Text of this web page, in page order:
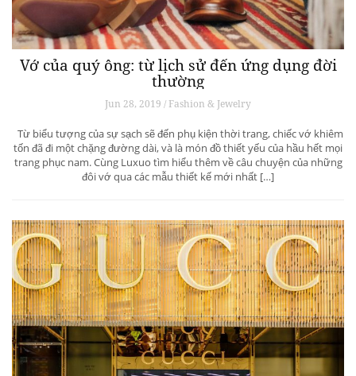
Vớ của quý ông: từ lịch sử đến ứng dụng đời
thường
Jun 28, 2019 / Fashion & Jewelry
Từ biểu tượng của sự sạch sẽ đến phụ kiện thời trang, chiếc vớ khiêm
tốn đã đi một chặng đường dài, và là món đồ thiết yếu của hầu hết mọi
trang phục nam. Cùng Luxuo tìm hiểu thêm về câu chuyện của những
đôi vớ qua các mẫu thiết kế mới nhất […]